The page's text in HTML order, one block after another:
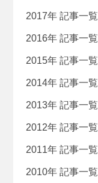
2017年 記事一覧
2016年 記事一覧
2015年 記事一覧
2014年 記事一覧
2013年 記事一覧
2012年 記事一覧
2011年 記事一覧
2010年 記事一覧